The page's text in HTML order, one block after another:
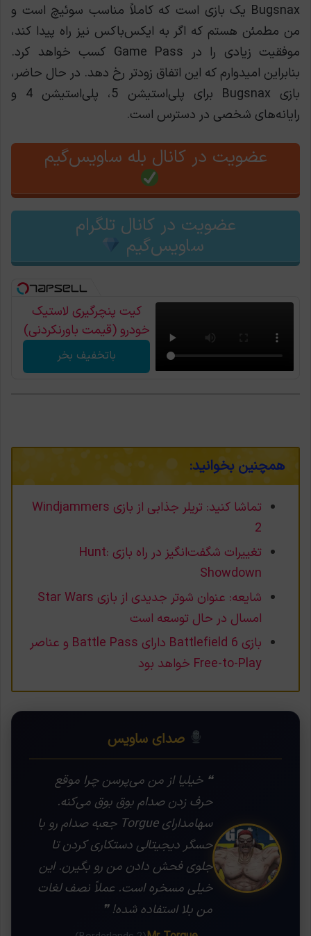
Bugsnax یک بازی است که کاملاً مناسب سوئیچ است و
من مطمئن هستم که اگر به ایکس‌باکس نیز راه پیدا کند،
موفقیت زیادی را در Game Pass کسب خواهد کرد.
بنابراین امیدوارم که این اتفاق زودتر رخ دهد. در حال حاضر،
بازی Bugsnax برای پلی‌استیشن 5، پلی‌استیشن 4 و
رایانه‌های شخصی در دسترس است.
عضویت در کانال بله ساویس‌گیم
عضویت در کانال تلگرام
ساویس‌گیم
کیت پنچرگیری لاستیک
خودرو (قیمت باورنکردنی)
باتخفیف بخر
همچنین بخوانید:
تماشا کنید: تریلر جذابی از بازی Windjammers
2
تغییرات شگفت‌انگیز در راه بازی Hunt:
Showdown
شایعه: عنوان شوتر جدیدی از بازی Star Wars
امسال در حال توسعه است
بازی Battlefield 6 دارای Battle Pass و عناصر
Free-to-Play خواهد بود
صدای ساویس
❝ خیلیا از من می‌پرسن چرا موقع
حرف زدن صدام بوق بوق می‌کنه.
سهامدارای Torgue جعبه صدام رو با
حسگر دیجیتالی دستکاری کردن تا
جلوی فحش دادن من رو بگیرن. این
خیلی مسخره است. عملاً نصف لغات
من بلا استفاده شده! ❞